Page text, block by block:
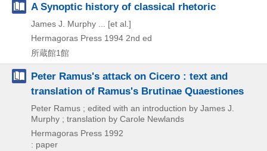
A Synoptic history of classical rhetoric
James J. Murphy ... [et al.]
Hermagoras Press 1994 2nd ed
所蔵館1館
Peter Ramus's attack on Cicero : text and
translation of Ramus's Brutinae Quaestiones
Peter Ramus ; edited with an introduction by James J.
Murphy ; translation by Carole Newlands
Hermagoras Press 1992
: paper